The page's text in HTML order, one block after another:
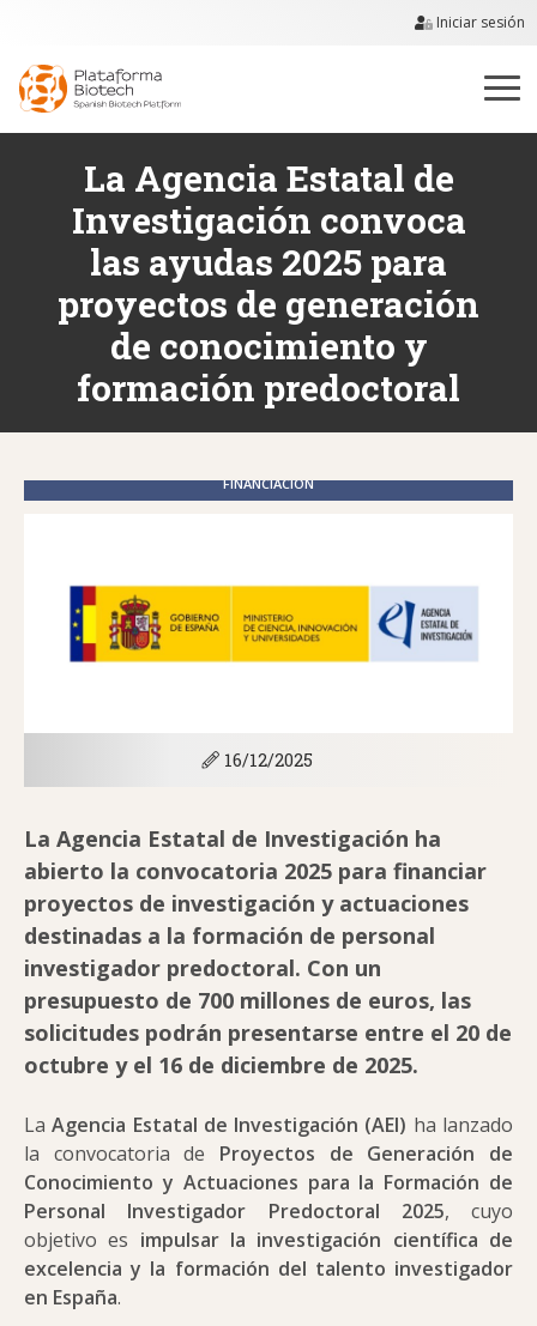
Iniciar sesión
La Agencia Estatal de
Investigación convoca
las ayudas 2025 para
proyectos de generación
de conocimiento y
formación predoctoral
FINANCIACIÓN
16/12/2025
La Agencia Estatal de Investigación ha
abierto la convocatoria 2025 para financiar
proyectos de investigación y actuaciones
destinadas a la formación de personal
investigador predoctoral. Con un
presupuesto de 700 millones de euros, las
solicitudes podrán presentarse entre el 20 de
octubre y el 16 de diciembre de 2025.
LaAgencia Estatal de Investigación (AEI) ha lanzado
la convocatoria de Proyectos de Generación de
Conocimiento y Actuaciones para la Formación de
Personal Investigador Predoctoral 2025, cuyo
objetivo es impulsar la investigación científica de
excelencia y la formación del talento investigador
en España.